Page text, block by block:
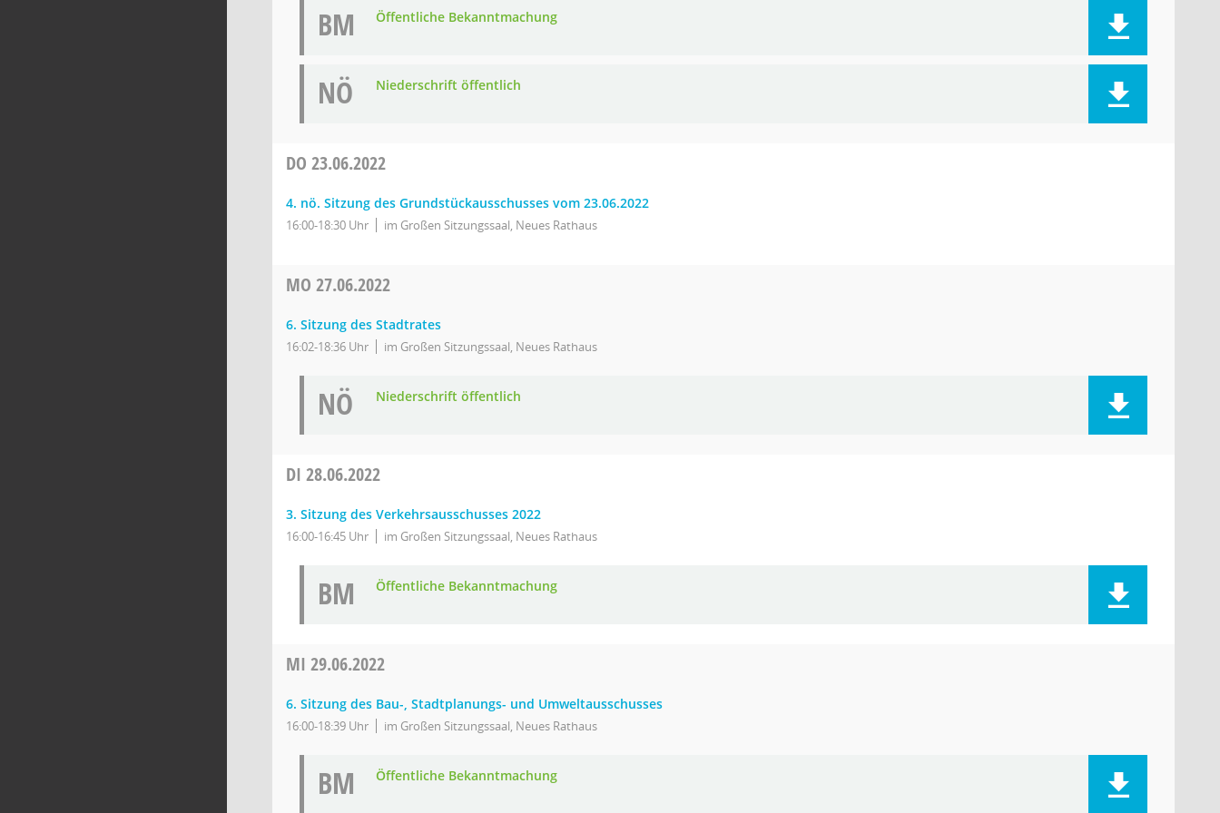
BM Öffentliche Bekanntmachung
NÖ Niederschrift öffentlich
DO 23.06.2022
4. nö. Sitzung des Grundstückausschusses vom 23.06.2022
16:00-18:30 Uhr im Großen Sitzungssaal, Neues Rathaus
MO 27.06.2022
6. Sitzung des Stadtrates
16:02-18:36 Uhr im Großen Sitzungssaal, Neues Rathaus
NÖ Niederschrift öffentlich
DI 28.06.2022
3. Sitzung des Verkehrsausschusses 2022
16:00-16:45 Uhr im Großen Sitzungssaal, Neues Rathaus
BM Öffentliche Bekanntmachung
MI 29.06.2022
6. Sitzung des Bau-, Stadtplanungs- und Umweltausschusses
16:00-18:39 Uhr im Großen Sitzungssaal, Neues Rathaus
BM Öffentliche Bekanntmachung